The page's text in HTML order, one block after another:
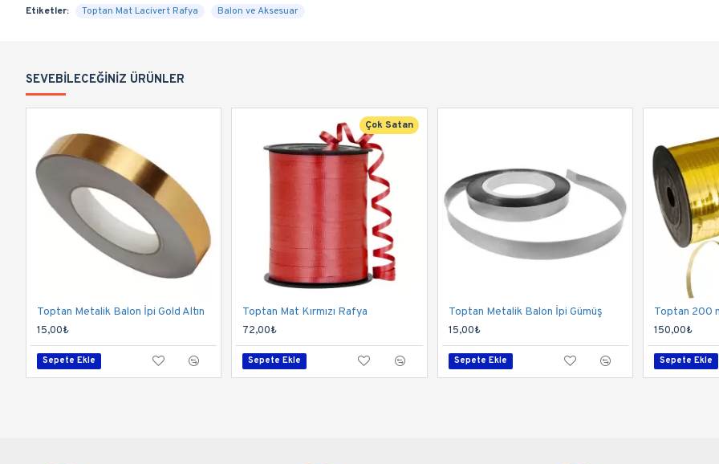
Etiketler: Toptan Mat Lacivert Rafya Balon ve Aksesuar
SEVEBILECEĞINIZ ÜRÜNLER
Toptan Metalik Balon İpi Gold Altın
15,00₺
Sepete Ekle
Çok Satan
Toptan Mat Kırmızı Rafya
72,00₺
Sepete Ekle
Toptan Metalik Balon İpi Gümüş
15,00₺
Sepete Ekle
Toptan 200
150,00₺
Sepete Ekle